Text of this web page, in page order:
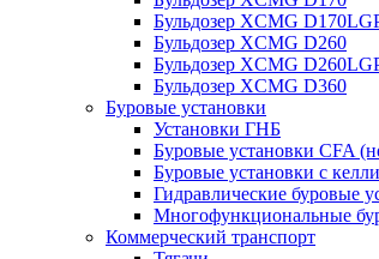
Бульдозер XCMG
Бульдозер XCMG D260
Бульдозер XCMG
Бульдозер XCMG D360
Буровые установки
Установки ГНБ
Буровые установки CFA
Буровые установки с
Гидравлические буровые
Многофункциональные
Коммерческий транспорт